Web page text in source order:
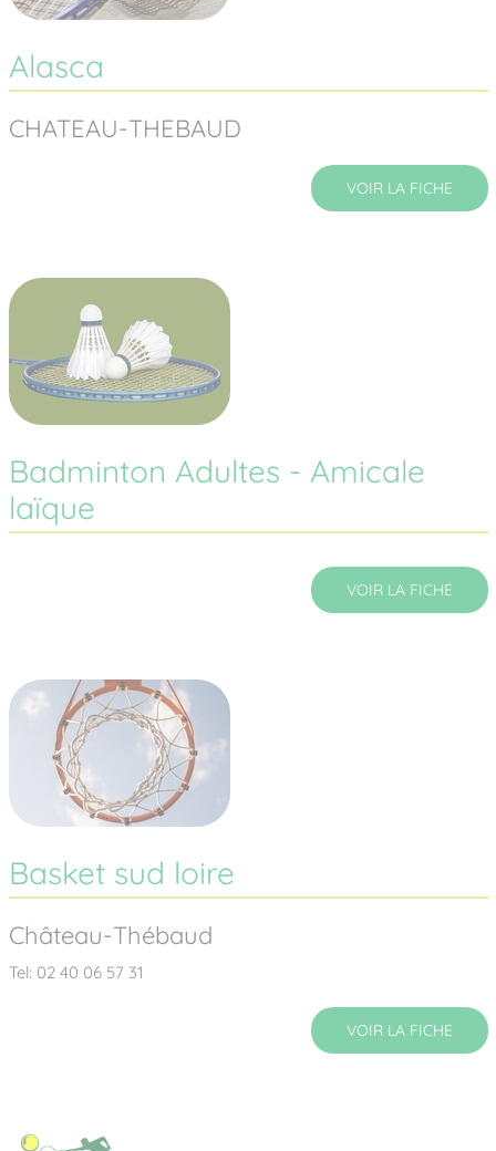
Alasca
CHATEAU-THEBAUD
VOIR LA FICHE
Badminton Adultes - Amicale
laïque
VOIR LA FICHE
Basket sud loire
Château-Thébaud
Tel: 02 40 06 57 31
VOIR LA FICHE